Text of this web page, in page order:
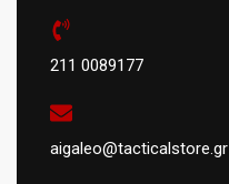
211 0089177
aigaleo@tacticalstore.gr